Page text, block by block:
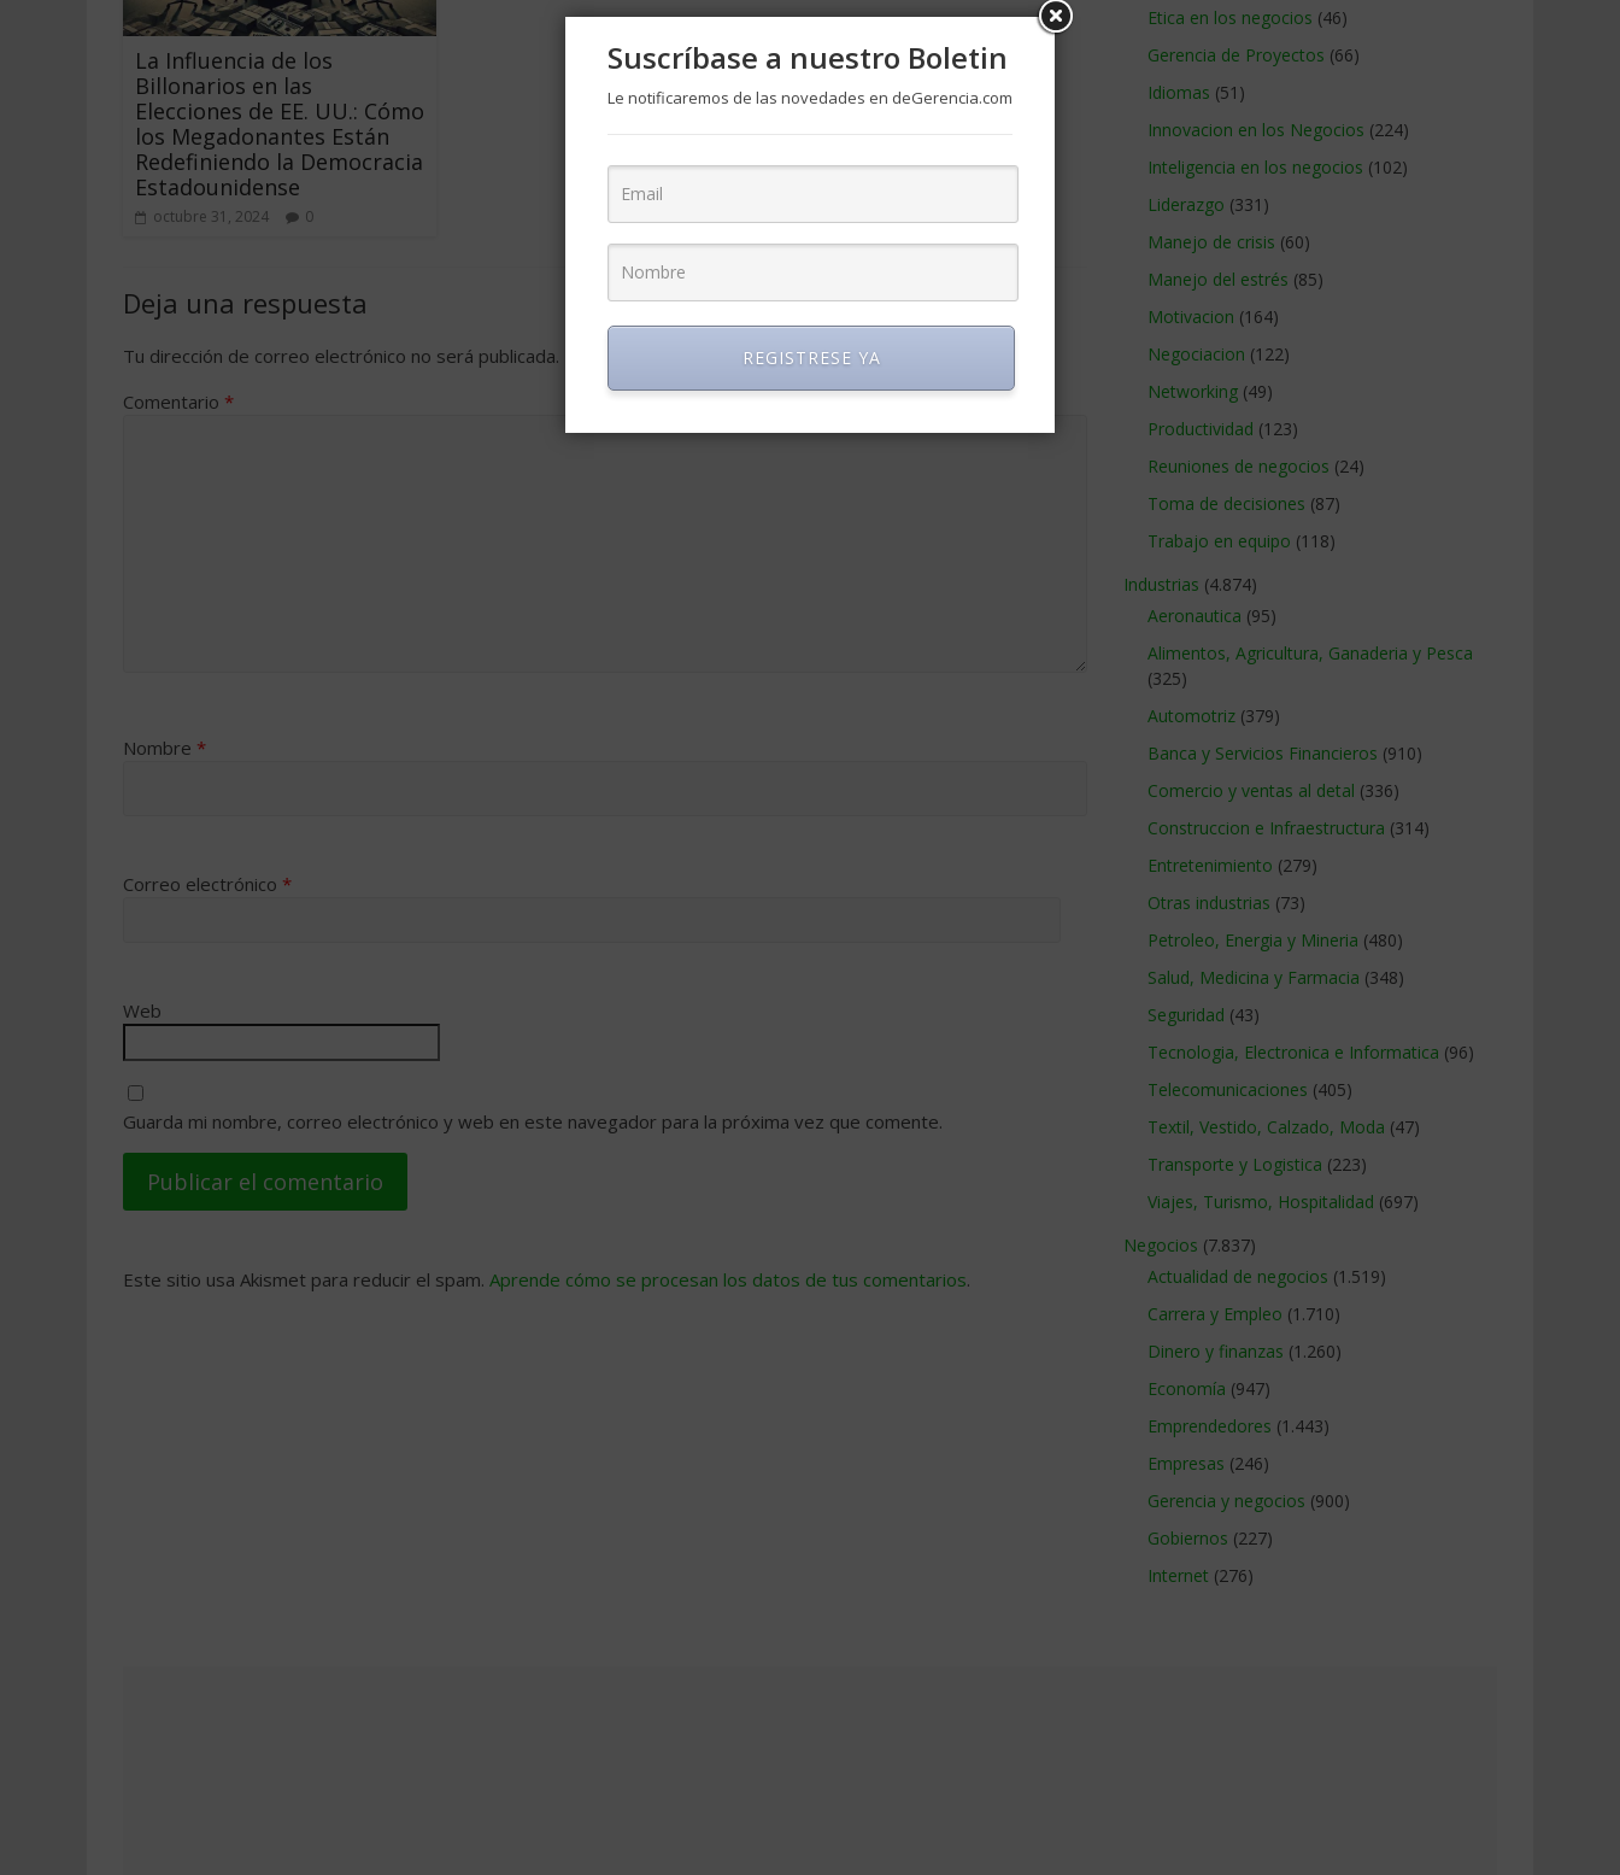
La Influencia de los
Billonarios en las
Elecciones de EE. UU.: Cómo
los Megadonantes Están
Redefiniendo la Democracia
Estadounidense
octubre 31, 2024 0
Deja una respuesta
Tu dirección de correo electrónico no será publicada. Los campos obligatorios están marcados con
Comentario *
Nombre *
Correo electrónico *
Web
Guarda mi nombre, correo electrónico y web en este navegador para la próxima vez que comente.
Este sitio usa Akismet para reducir el spam. Aprende cómo se procesan los datos de tus comentarios.
Etica en los negocios (46)
Gerencia de Proyectos (66)
Idiomas (51)
Innovacion en los Negocios (224)
Inteligencia en los negocios (102)
Liderazgo (331)
Manejo de crisis (60)
Manejo del estrés (85)
Motivacion (164)
Negociacion (122)
Networking (49)
Productividad (123)
Reuniones de negocios (24)
Toma de decisiones (87)
Trabajo en equipo (118)
Industrias (4.874)
Aeronautica (95)
Alimentos, Agricultura, Ganaderia y Pesca
(325)
Automotriz (379)
Banca y Servicios Financieros (910)
Comercio y ventas al detal (336)
Construccion e Infraestructura (314)
Entretenimiento (279)
Otras industrias (73)
Petroleo, Energia y Mineria (480)
Salud, Medicina y Farmacia (348)
Seguridad (43)
Tecnologia, Electronica e Informatica (96)
Telecomunicaciones (405)
Textil, Vestido, Calzado, Moda (47)
Transporte y Logistica (223)
Viajes, Turismo, Hospitalidad (697)
Negocios (7.837)
Actualidad de negocios (1.519)
Carrera y Empleo (1.710)
Dinero y finanzas (1.260)
Economía (947)
Emprendedores (1.443)
Empresas (246)
Gerencia y negocios (900)
Gobiernos (227)
Internet (276)
Suscríbase a nuestro Boletin
Le notificaremos de las novedades en deGerencia.com
REGISTRESE YA